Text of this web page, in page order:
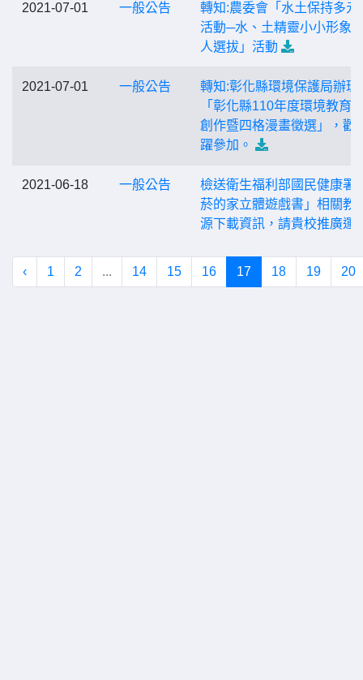
2021-07-01 一般公告
轉知:農委會「水土保持多元
活動─水、土精靈小小形象
人選拔」活動
2021-07-01 一般公告
轉知:彰化縣環境保護局辦理
「彰化縣110年度環境教育
創作暨四格漫畫徵選」，歡
躍參加。
2021-06-18 一般公告
檢送衛生福利部國民健康署
菸的家立體遊戲書」相關教
源下載資訊，請貴校推廣運
‹ 1 2 ... 14 15 16 17 18 19 20